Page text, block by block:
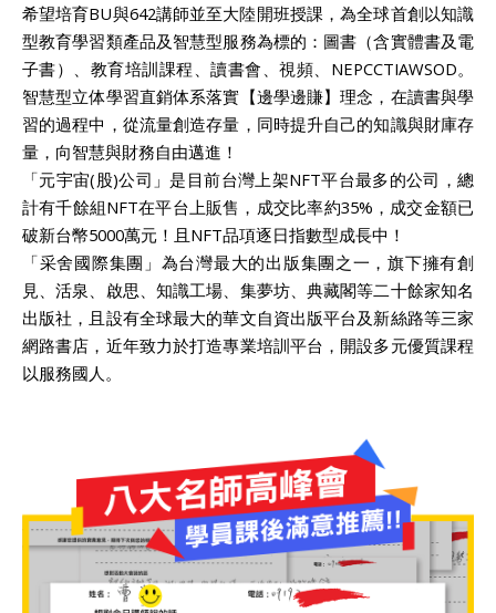
希望培育BU與642講師並至大陸開班授課，為全球首創以知識
型教育學習類產品及智慧型服務為標的：圖書（含實體書及電
子書）、教育培訓課程、讀書會、視頻、NEPCCTIAWSOD。
智慧型立体學習直銷体系落實【邊學邊賺】理念，在讀書與學
習的過程中，從流量創造存量，同時提升自己的知識與財庫存
量，向智慧與財務自由邁進！
「元宇宙(股)公司」是目前台灣上架NFT平台最多的公司，總
計有千餘組NFT在平台上販售，成交比率約35%，成交金額已
破新台幣5000萬元！且NFT品項逐日指數型成長中！
「采舍國際集團」為台灣最大的出版集團之一，旗下擁有創
見、活泉、啟思、知識工場、集夢坊、典藏閣等二十餘家知名
出版社，且設有全球最大的華文自資出版平台及新絲路等三家
網路書店，近年致力於打造專業培訓平台，開設多元優質課程
以服務國人。